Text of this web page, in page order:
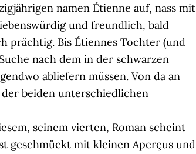
namen Étienne auf, nass mit
und freundlich, bald
prächtig. Bis Étiennes Tochter (und
nach dem in der schwarzen
abliefern müssen. Von da an
beiden unterschiedlichen
seinem vierten, Roman scheint
geschmückt mit kleinen Aperçus und